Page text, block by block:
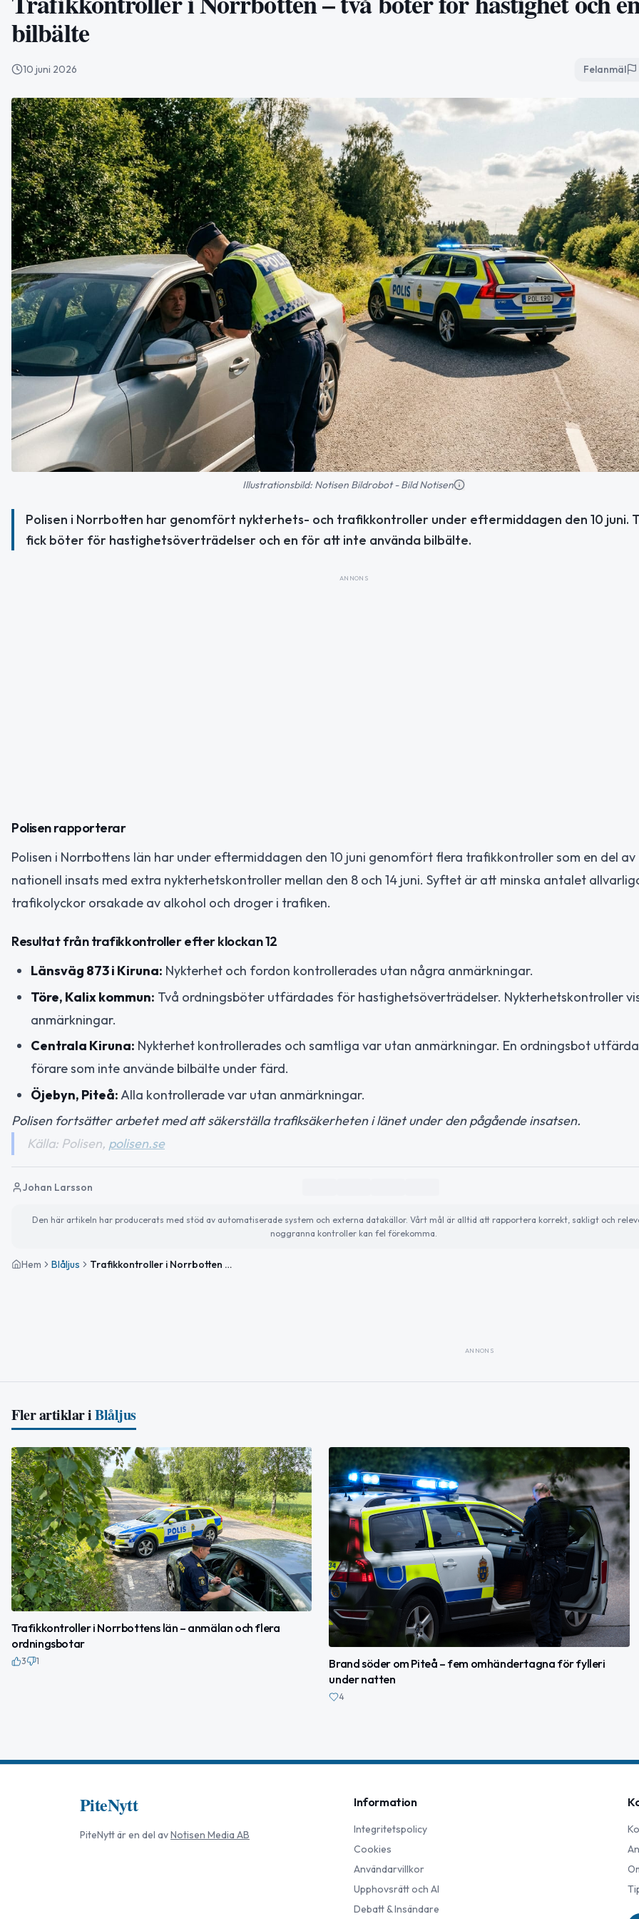
bilbälte
10 juni 2026 Felanmäl
Illustrationsbild: Notisen Bildrobot - Bild Notisen
Polisen i Norrbotten har genomfört nykterhets- och trafikkontroller under eftermiddagen den 10 juni.
fick böter för hastighetsöverträdelser och en för att inte använda bilbälte.
ANNONS
Polisen rapporterar
Polisen i Norrbottens län har under eftermiddagen den 10 juni genomfört flera trafikkontroller som en del av
nationell insats med extra nykterhetskontroller mellan den 8 och 14 juni. Syftet är att minska antalet
trafikolyckor orsakade av alkohol och droger i trafiken.
Resultat från trafikkontroller efter klockan 12
Länsväg 873 i Kiruna: Nykterhet och fordon kontrollerades utan några anmärkningar.
Töre, Kalix kommun: Två ordningsböter utfärdades för hastighetsöverträdelser. Nykterhetskontroller
anmärkningar.
Centrala Kiruna: Nykterhet kontrollerades och samtliga var utan anmärkningar. En ordningsbot
förare som inte använde bilbälte under färd.
Öjebyn, Piteå:Alla kontrollerade var utan anmärkningar.
Polisen fortsätter arbetet med att säkerställa trafiksäkerheten i länet under den pågående insatsen.
Källa: Polisen, polisen.se
Johan Larsson
Den här artikeln har producerats med stöd av automatiserade system och externa datakällor. Vårt mål är alltid att rapportera korrekt, sakligt och
noggranna kontroller kan fel förekomma.
Hem Blåljus Trafikkontroller i Norrbotten – två böter för hastighet och en för bilbälte
ANNONS
Fler artiklar iBlåljus
Trafikkontroller i Norrbottens län – anmälan och flera
ordningsbotar
3 1
Brand söder om Piteå – fem omhändertagna för fylleri
under natten
4
PiteNytt
PiteNyttär en del avNotisen Media AB
Information
Integritetspolicy
Cookies
Användarvillkor
Upphovsrätt och AI
Debatt & Insändare